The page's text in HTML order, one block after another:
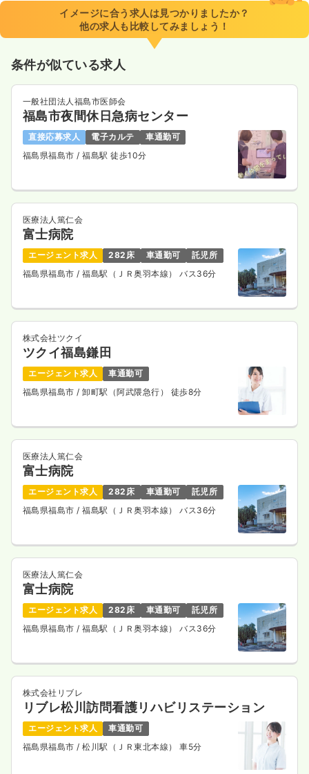
8:30～17:15（休憩60分）
土日祝休み
年間休日125日
オンコールあり
ブランク可
月給29万円以上可
外来正・准看護師 一般病院
日勤のみ（常勤） 一時募集休止
19.4
※一例
時間 8:30～17:00
月給19万円以上可
詳細を見る
訪問看護正看護師
日勤のみ（常勤） 一時募集休止
土日祝休み
担当業務未経験可
気になる 詳細を見る
イメージに合う求人は見つかりましたか？
他の求人も比較してみましょう！
条件が似ている求人
一般社団法人福島市医師会
福島市夜間休日急病センター
直接応募求人 電子カルテ
車通勤可
福島県福島市 / 福島駅 徒歩10分
医療法人篤仁会
富士病院
エージェント求人 282床 車通勤可
託児所
福島県福島市 / 福島駅（ＪＲ奥羽本線） バス36分
株式会社ツクイ
ツクイ福島鎌田
エージェント求人
車通勤可
福島県福島市 / 卸町駅（阿武隈急行） 徒歩8分
医療法人篤仁会
富士病院
エージェント求人 282床 車通勤可
託児所
福島県福島市 / 福島駅（ＪＲ奥羽本線） バス36分
医療法人篤仁会
富士病院
エージェント求人 282床 車通勤可
託児所
福島県福島市 / 福島駅（ＪＲ奥羽本線） バス36分
株式会社リブレ
リブレ松川訪問看護リハビリステーション
エージェント求人
車通勤可
福島県福島市 / 松川駅（ＪＲ東北本線） 車5分